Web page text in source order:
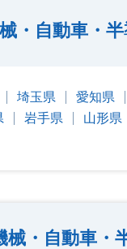
・自動車・
埼玉県 愛知県
岩手県 山形県
械・自動車・